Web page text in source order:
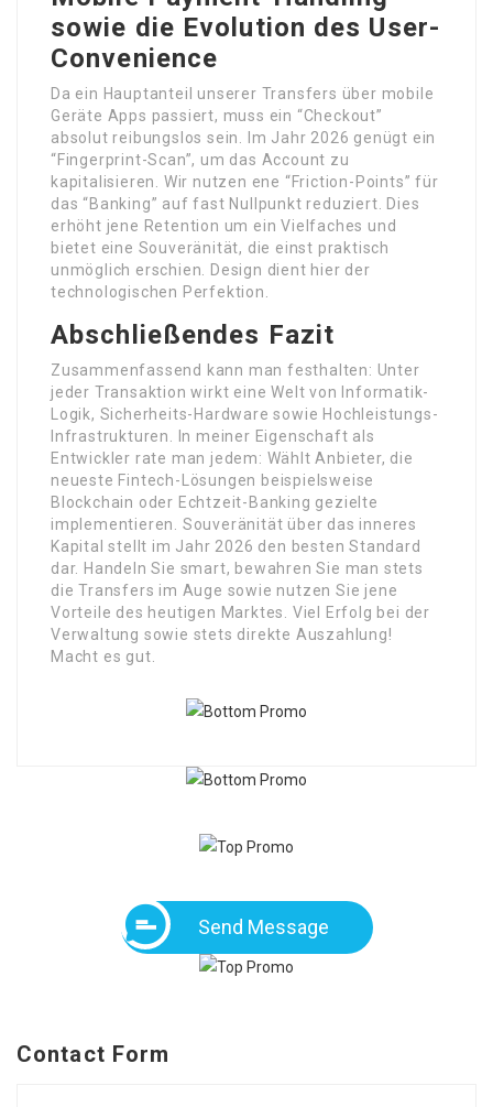
sowie die Evolution des User-
Convenience
Da ein Hauptanteil unserer Transfers über mobile
Geräte Apps passiert, muss ein “Checkout”
absolut reibungslos sein. Im Jahr 2026 genügt ein
“Fingerprint-Scan”, um das Account zu
kapitalisieren. Wir nutzen ene “Friction-Points” für
das “Banking” auf fast Nullpunkt reduziert. Dies
erhöht jene Retention um ein Vielfaches und
bietet eine Souveränität, die einst praktisch
unmöglich erschien. Design dient hier der
technologischen Perfektion.
Abschließendes Fazit
Zusammenfassend kann man festhalten: Unter
jeder Transaktion wirkt eine Welt von Informatik-
Logik, Sicherheits-Hardware sowie Hochleistungs-
Infrastrukturen. In meiner Eigenschaft als
Entwickler rate man jedem: Wählt Anbieter, die
neueste Fintech-Lösungen beispielsweise
Blockchain oder Echtzeit-Banking gezielte
implementieren. Souveränität über das inneres
Kapital stellt im Jahr 2026 den besten Standard
dar. Handeln Sie smart, bewahren Sie man stets
die Transfers im Auge sowie nutzen Sie jene
Vorteile des heutigen Marktes. Viel Erfolg bei der
Verwaltung sowie stets direkte Auszahlung!
Macht es gut.
Send Message
Contact Form